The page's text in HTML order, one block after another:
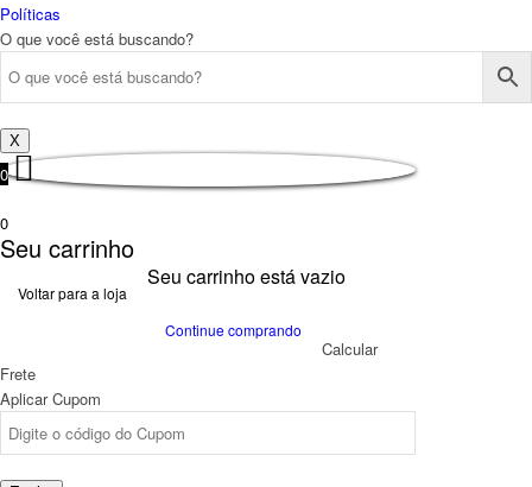
Políticas
O que você está buscando?
X
0
0
Seu carrinho
Seu carrinho está vazio
Voltar para a loja
Continue comprando
Calcular
Frete
Aplicar Cupom